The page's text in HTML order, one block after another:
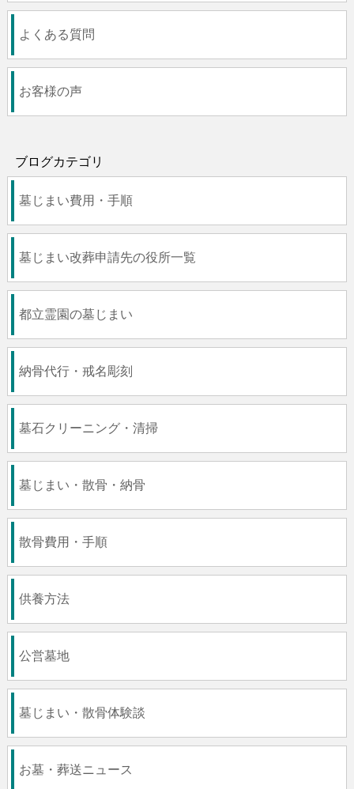
よくある質問
お客様の声
ブログカテゴリ
墓じまい費用・手順
墓じまい改葬申請先の役所一覧
都立霊園の墓じまい
納骨代行・戒名彫刻
墓石クリーニング・清掃
墓じまい・散骨・納骨
散骨費用・手順
供養方法
公営墓地
墓じまい・散骨体験談
お墓・葬送ニュース